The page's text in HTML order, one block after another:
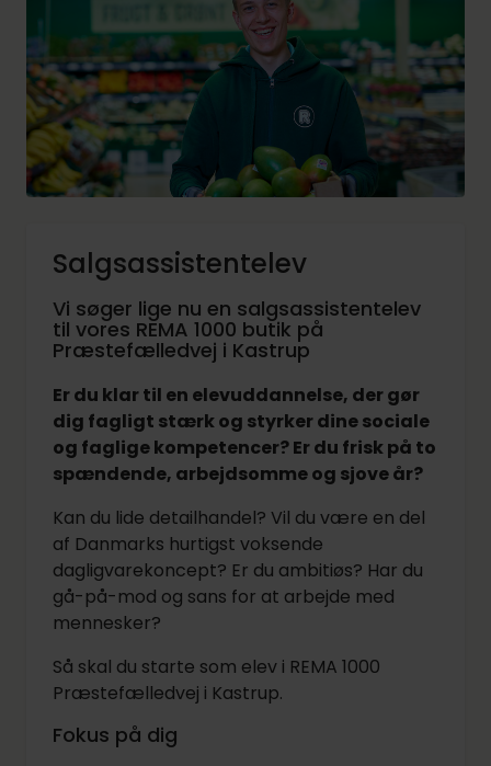
Salgsassistentelev
Vi søger lige nu en salgsassistentelev
til vores REMA 1000 butik på
Præstefælledvej i Kastrup
Er du klar til en elevuddannelse, der gør
dig fagligt stærk og styrker dine sociale
og faglige kompetencer? Er du frisk på to
spændende, arbejdsomme og sjove år?
Kan du lide detailhandel? Vil du være en del
af Danmarks hurtigst voksende
dagligvarekoncept? Er du ambitiøs? Har du
gå-på-mod og sans for at arbejde med
mennesker?
Så skal du starte som elev i REMA 1000
Præstefælledvej i Kastrup.
Fokus på dig